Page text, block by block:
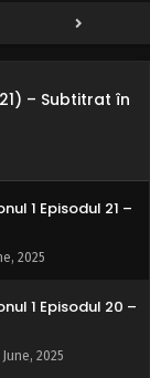
– Subtitrat în
1 Episodul 23 –
1 Episodul 22 –
June, 2025
1 Episodul 21 –
2025
1 Episodul 20 –
2025